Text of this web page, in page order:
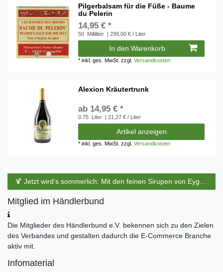
Pilgerbalsam für die Füße - Baume
du Pelerin
14,95 € *
50 Milliliter | 299,00 € / Liter
In den Warenkorb
*inkl. ges. MwSt. zzgl.Versandkosten
Alexion Kräutertrunk
ab 14,95 € *
0.75 Liter | 21,27 € / Liter
Artikel anzeigen
*inkl. ges. MwSt. zzgl.Versandkosten
🍹 Jetzt wird’s sommerlich: Mit den feinen Sirupen von Eyguebelle entstehen erfrischende Cocktails und köstliche Sommerdrinks.
Mitglied im Händlerbund
Die Mitglieder des Händlerbund e.V. bekennen sich zu den Zielen
des Verbandes und gestalten dadurch die E-Commerce Branche
aktiv mit.
Infomaterial